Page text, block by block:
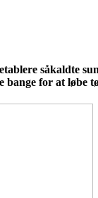
såkaldte
bange for at løbe